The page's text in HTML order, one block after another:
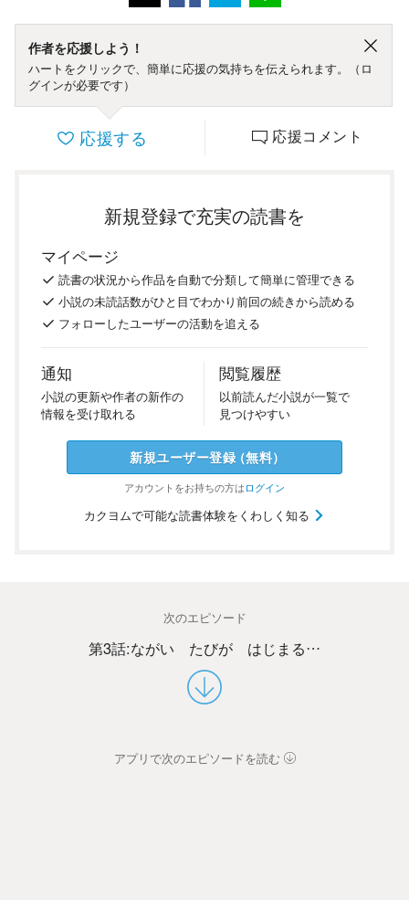
作者を応援しよう！
ハートをクリックで、簡単に応援の気持ちを伝えられます。（ロ
グインが必要です）
応援する 応援コメント
新規登録で充実の読書を
マイページ
読書の状況から作品を自動で分類して簡単に管理できる
小説の未読話数がひと目でわかり前回の続きから読める
フォローしたユーザーの活動を追える
通知
小説の更新や作者の新作の
情報を受け取れる
閲覧履歴
以前読んだ小説が一覧で
見つけやすい
新規ユーザー登録（無料）
アカウントをお持ちの方はログイン
カクヨムで可能な読書体験をくわしく知る
次のエピソード
第3話:ながい たびが はじまる…
アプリで次のエピソードを読む